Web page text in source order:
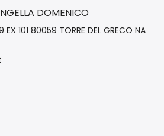
DOMENICO
EX 101 80059 TORRE DEL GRECO NA